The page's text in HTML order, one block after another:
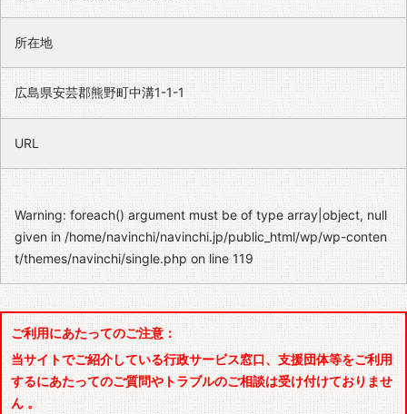
所在地
広島県安芸郡熊野町中溝1-1-1
URL
Warning: foreach() argument must be of type array|object, null
given in/home/navinchi/navinchi.jp/public_html/wp/wp-conten
t/themes/navinchi/single.php on line119
ご利用にあたってのご注意：
当サイトでご紹介している行政サービス窓口、支援団体等をご利用
するにあたってのご質問やトラブルのご相談は受け付けておりませ
ん 。